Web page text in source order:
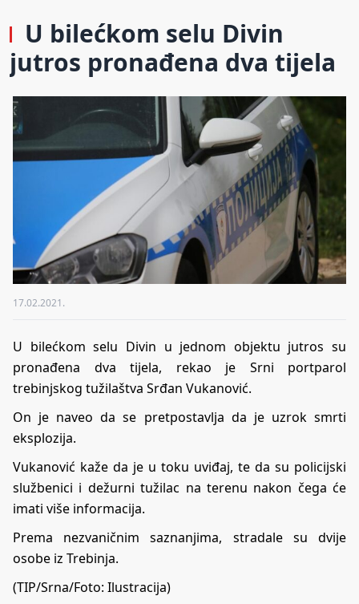
U bilećkom selu Divin
jutros pronađena dva tijela
17.02.2021.
U bilećkom selu Divin u jednom objektu jutros su
pronađena dva tijela, rekao je Srni portparol
trebinjskog tužilaštva Srđan Vukanović.
On je naveo da se pretpostavlja da je uzrok smrti
eksplozija.
Vukanović kaže da je u toku uviđaj, te da su policijski
službenici i dežurni tužilac na terenu nakon čega će
imati više informacija.
Prema nezvaničnim saznanjima, stradale su dvije
osobe iz Trebinja.
(TIP/Srna/Foto: Ilustracija)